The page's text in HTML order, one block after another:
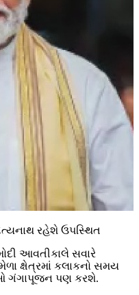
રહેશે ઉપસ્થિત
આવતીકાલે સવારે
ક્ષેત્રમાં કલાકનો સમય
ગંગાપૂજન પણ કરશે.